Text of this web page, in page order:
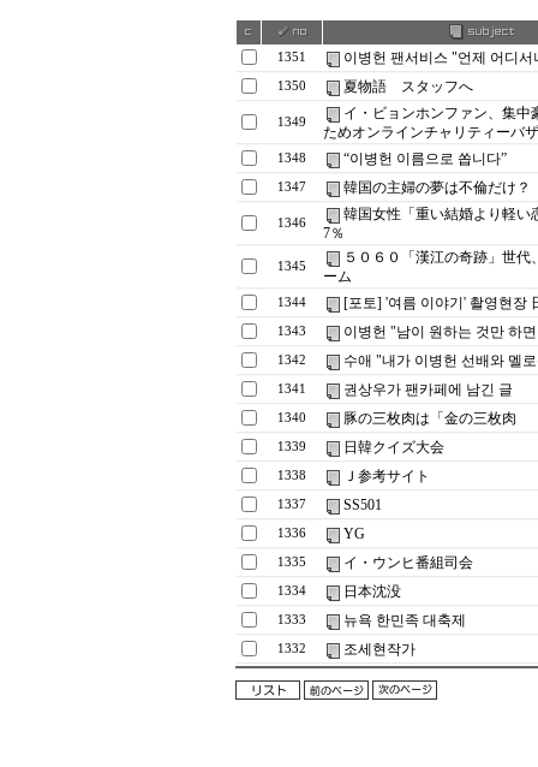
1351 이병헌 팬서비스 "언제 어디서
1350 夏物語 スタッフへ
1349
イ・ビョンホンファン、集中
ためオンラインチャリティーバ
1348 “이병헌 이름으로 쏩니다”
1347 韓国の主婦の夢は不倫だけ？
1346
韓国女性「重い結婚より軽い
7％
1345
５０６０「漢江の奇跡」世代
ーム
1344 [포토] '여름 이야기' 촬영현장
1343 이병헌 "남이 원하는 것만 하
1342 수애 "내가 이병헌 선배와 멜
1341 권상우가 팬카페에 남긴 글
1340 豚の三枚肉は「金の三枚肉
1339 日韓クイズ大会
1338 Ｊ参考サイト
1337 SS501
1336 YG
1335 イ・ウンヒ番組司会
1334 日本沈没
1333 뉴욕 한민족 대축제
1332 조세현작가